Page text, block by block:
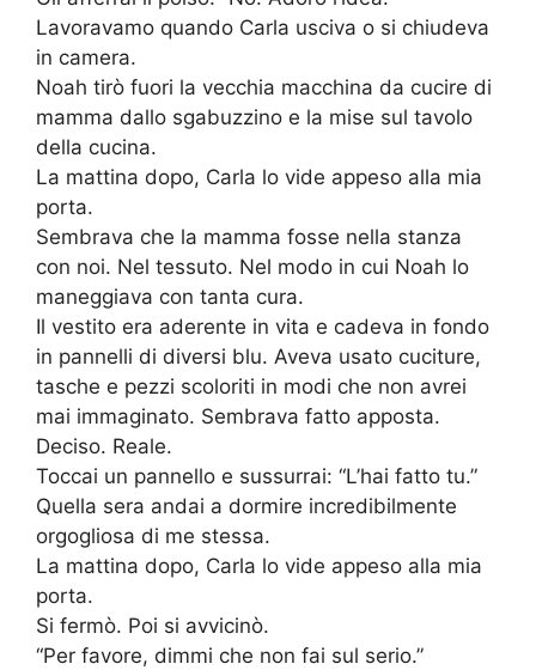
Lavoravamo quando Carla usciva o si chiudeva
in camera.
Noah tirò fuori la vecchia macchina da cucire di
mamma dallo sgabuzzino e la mise sul tavolo
della cucina.
La mattina dopo, Carla lo vide appeso alla mia
porta.
Sembrava che la mamma fosse nella stanza
con noi. Nel tessuto. Nel modo in cui Noah lo
maneggiava con tanta cura.
Il vestito era aderente in vita e cadeva in fondo
in pannelli di diversi blu. Aveva usato cuciture,
tasche e pezzi scoloriti in modi che non avrei
mai immaginato. Sembrava fatto apposta.
Deciso. Reale.
Toccai un pannello e sussurrai: “L’hai fatto tu.”
Quella sera andai a dormire incredibilmente
orgogliosa di me stessa.
La mattina dopo, Carla lo vide appeso alla mia
porta.
Si fermò. Poi si avvicinò.
“Per favore, dimmi che non fai sul serio.”